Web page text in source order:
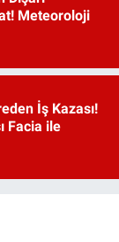
Meteoroloji
İş Kazası!
Facia ile